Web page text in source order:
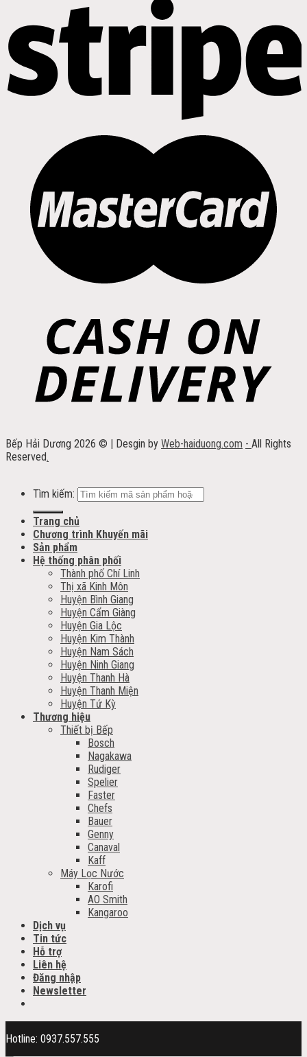
Bếp Hải Dương 2026 © Desgin by Web-haiduong.com - All Rights
Reserved.
Tìm kiếm:
Trang chủ
Chương trình Khuyến mãi
Sản phẩm
Hệ thống phân phối
Thành phố Chí Linh
Thị xã Kinh Môn
Huyện Bình Giang
Huyện Cẩm Giàng
Huyện Gia Lộc
Huyện Kim Thành
Huyện Nam Sách
Huyện Ninh Giang
Huyện Thanh Hà
Huyện Thanh Miện
Huyện Tứ Kỳ
Thương hiệu
Thiết bị Bếp
Bosch
Nagakawa
Rudiger
Spelier
Faster
Chefs
Bauer
Genny
Canaval
Kaff
Máy Lọc Nước
Karofi
AO Smith
Kangaroo
Dịch vụ
Tin tức
Hỗ trợ
Liên hệ
Đăng nhập
Newsletter
Hotline: 0937.557.555